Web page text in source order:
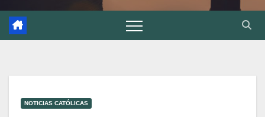
NOTICIAS CATÓLICAS